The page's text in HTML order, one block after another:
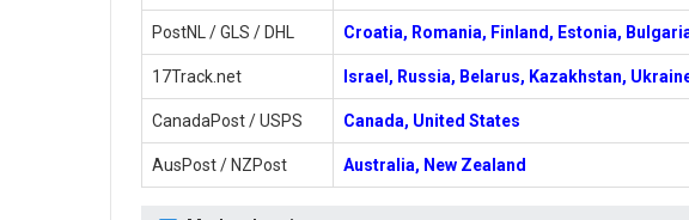
PostNL / GLS / DHL Croatia, Romania, Finland, Estonia,
17Track.net Israel, Russia, Belarus, Kazakhstan,
CanadaPost / USPS Canada, United States
AusPost / NZPost Australia, New Zealand